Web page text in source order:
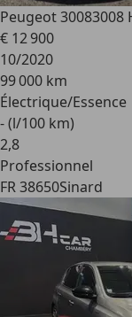
Peugeot 30083008
€ 12 900
10/2020
99 000 km
Électrique/Essence
- (l/100 km)
2,8
Professionnel
FR 38650Sinard